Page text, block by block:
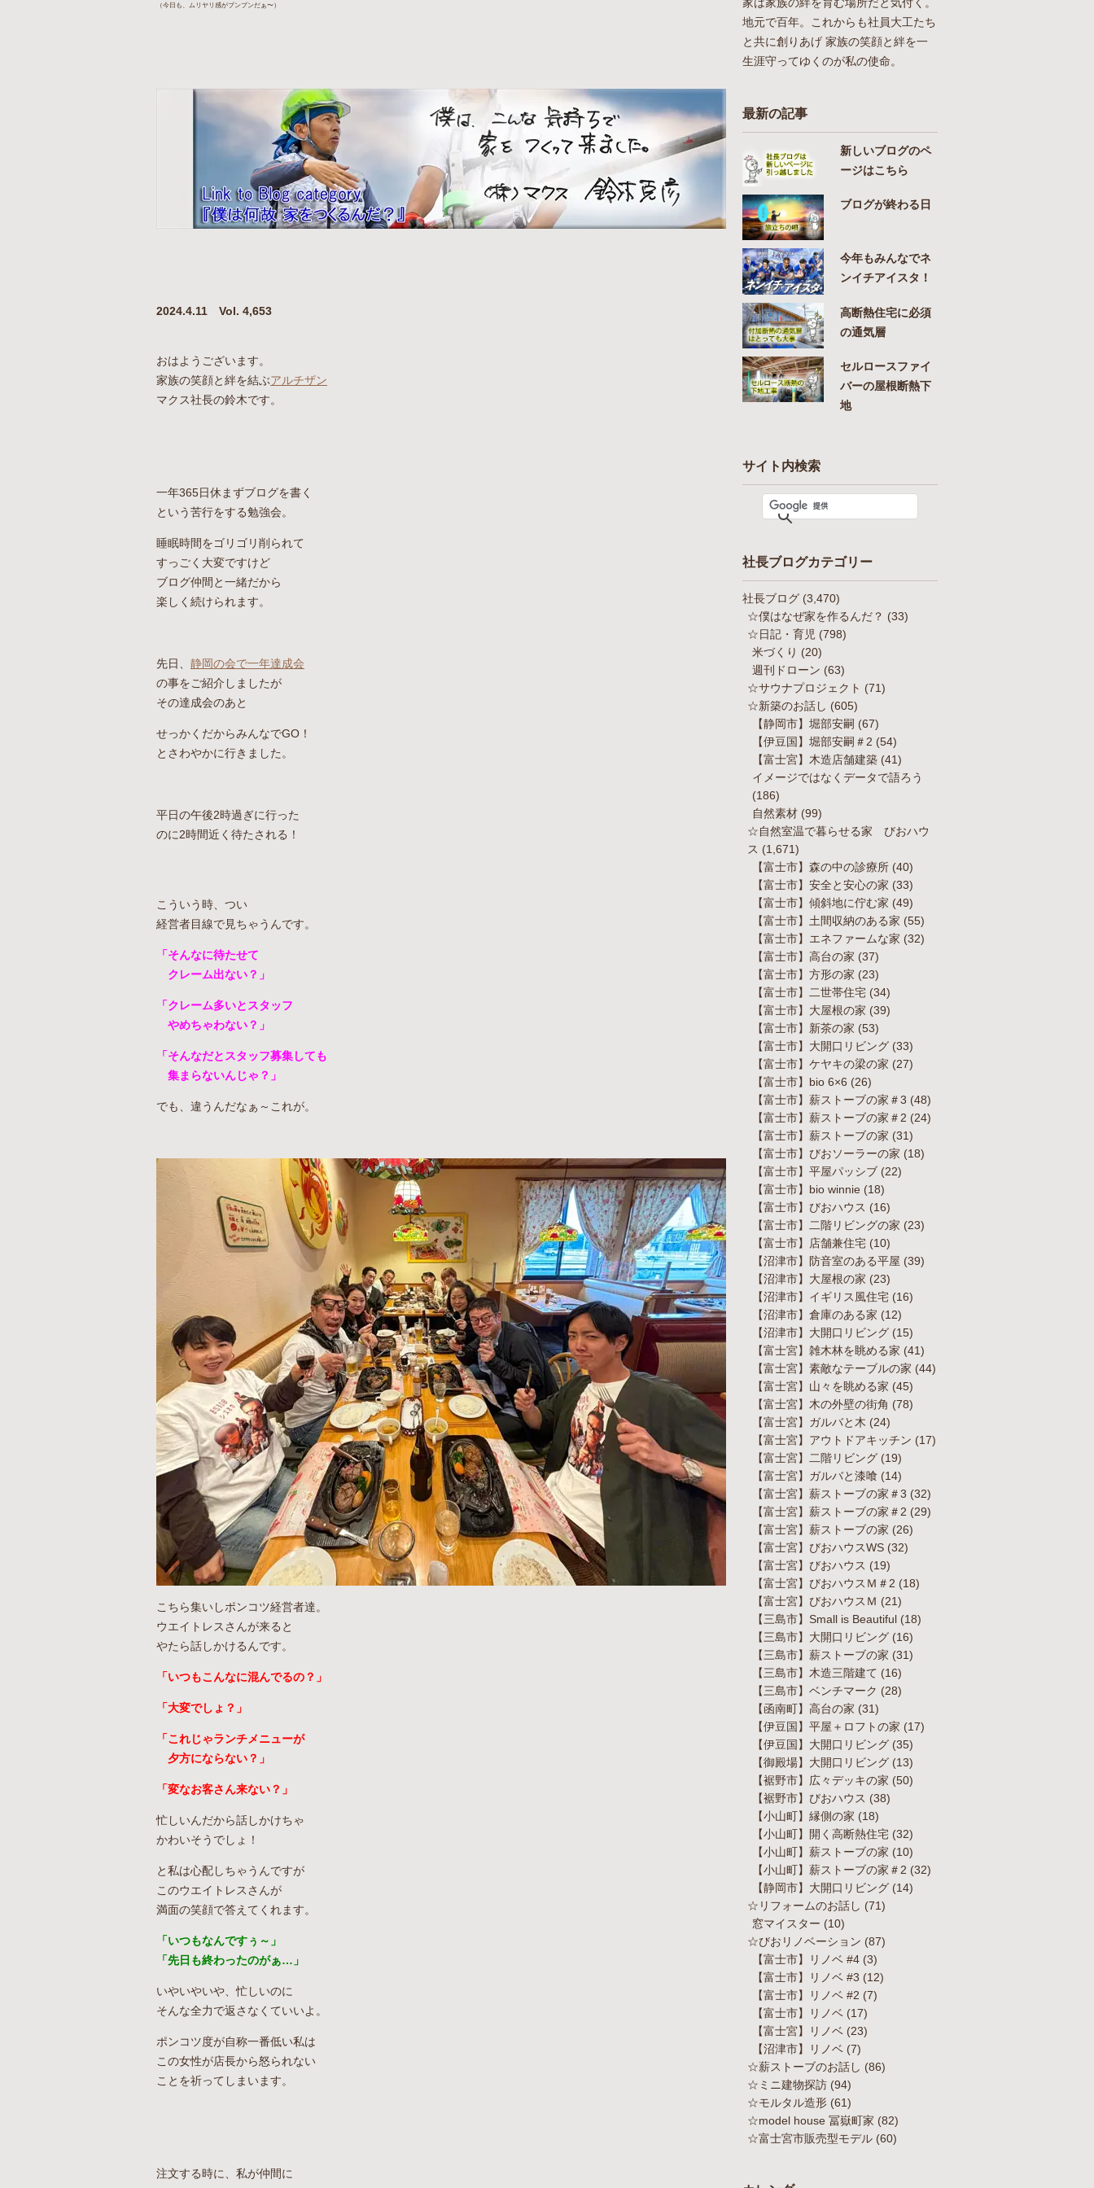
（今日も、ムリヤリ感がプンプンだぁ〜）
2024.4.11 Vol. 4,653
おはようございます。
家族の笑顔と絆を結ぶアルチザン
マクス社長の鈴木です。
一年365日休まずブログを書く
という苦行をする勉強会。
睡眠時間をゴリゴリ削られて
すっごく大変ですけど
ブログ仲間と一緒だから
楽しく続けられます。
先日、 静岡の会で一年達成会
の事をご紹介しましたが
その達成会のあと
せっかくだからみんなでGO！
とさわやかに行きました。
平日の午後2時過ぎに行った
のに2時間近く待たされる！
こういう時、つい
経営者目線で見ちゃうんです。
「そんなに待たせて
クレーム出ない？」
「クレーム多いとスタッフ
やめちゃわない？」
「そんなだとスタッフ募集しても
集まらないんじゃ？」
でも、違うんだなぁ～これが。
こちら集いしポンコツ経営者達。
ウエイトレスさんが来ると
やたら話しかけるんです。
「いつもこんなに混んでるの？」
「大変でしょ？」
「これじゃランチメニューが
夕方にならない？」
「変なお客さん来ない？」
忙しいんだから話しかけちゃ
かわいそうでしょ！
と私は心配しちゃうんですが
このウエイトレスさんが
満面の笑顔で答えてくれます。
「いつもなんですぅ～」
「先日も終わったのがぁ…」
いやいやいや、忙しいのに
そんな全力で返さなくていいよ。
ポンコツ度が自称一番低い私は
この女性が店長から怒られない
ことを祈ってしまいます。
注文する時に、私が仲間に
地元で百年。これからも社員大工たち
と共に創りあげ 家族の笑顔と絆を一
生涯守ってゆくのが私の使命。
最新の記事
新しいブログのペ
ージはこちら
ブログが終わる日
今年もみんなでネ
ンイチアイスタ！
高断熱住宅に必須
の通気層
セルロースファイ
バーの屋根断熱下
地
サイト内検索
社長ブログカテゴリー
社長ブログ (3,470)
☆僕はなぜ家を作るんだ？ (33)
☆日記・育児 (798)
米づくり (20)
週刊ドローン (63)
☆サウナプロジェクト (71)
☆新築のお話し (605)
【静岡市】堀部安嗣 (67)
【伊豆国】堀部安嗣＃2 (54)
【富士宮】木造店舗建築 (41)
イメージではなくデータで語ろう
(186)
自然素材 (99)
☆自然室温で暮らせる家 びおハウ
ス (1,671)
【富士市】森の中の診療所 (40)
【富士市】安全と安心の家 (33)
【富士市】傾斜地に佇む家 (49)
【富士市】土間収納のある家 (55)
【富士市】エネファームな家 (32)
【富士市】高台の家 (37)
【富士市】方形の家 (23)
【富士市】二世帯住宅 (34)
【富士市】大屋根の家 (39)
【富士市】新茶の家 (53)
【富士市】大開口リビング (33)
【富士市】ケヤキの梁の家 (27)
【富士市】bio 6×6 (26)
【富士市】薪ストーブの家＃3 (48)
【富士市】薪ストーブの家＃2 (24)
【富士市】薪ストーブの家 (31)
【富士市】びおソーラーの家 (18)
【富士市】平屋パッシブ (22)
【富士市】bio winnie (18)
【富士市】びおハウス (16)
【富士市】二階リビングの家 (23)
【富士市】店舗兼住宅 (10)
【沼津市】防音室のある平屋 (39)
【沼津市】大屋根の家 (23)
【沼津市】イギリス風住宅 (16)
【沼津市】倉庫のある家 (12)
【沼津市】大開口リビング (15)
【富士宮】雑木林を眺める家 (41)
【富士宮】素敵なテーブルの家 (44)
【富士宮】山々を眺める家 (45)
【富士宮】木の外壁の街角 (78)
【富士宮】ガルバと木 (24)
【富士宮】アウトドアキッチン (17)
【富士宮】二階リビング (19)
【富士宮】ガルバと漆喰 (14)
【富士宮】薪ストーブの家＃3 (32)
【富士宮】薪ストーブの家＃2 (29)
【富士宮】薪ストーブの家 (26)
【富士宮】びおハウスWS (32)
【富士宮】びおハウス (19)
【富士宮】びおハウスＭ＃2 (18)
【富士宮】びおハウスＭ (21)
【三島市】Small is Beautiful (18)
【三島市】大開口リビング (16)
【三島市】薪ストーブの家 (31)
【三島市】木造三階建て (16)
【三島市】ベンチマーク (28)
【函南町】高台の家 (31)
【伊豆国】平屋＋ロフトの家 (17)
【伊豆国】大開口リビング (35)
【御殿場】大開口リビング (13)
【裾野市】広々デッキの家 (50)
【裾野市】びおハウス (38)
【小山町】縁側の家 (18)
【小山町】開く高断熱住宅 (32)
【小山町】薪ストーブの家 (10)
【小山町】薪ストーブの家＃2 (32)
【静岡市】大開口リビング (14)
☆リフォームのお話し (71)
窓マイスター (10)
☆びおリノベーション (87)
【富士市】リノベ #4 (3)
【富士市】リノベ #3 (12)
【富士市】リノベ #2 (7)
【富士市】リノベ (17)
【富士宮】リノベ (23)
【沼津市】リノベ (7)
☆薪ストーブのお話し (86)
☆ミニ建物探訪 (94)
☆モルタル造形 (61)
☆model house 冨嶽町家 (82)
☆富士宮市販売型モデル (60)